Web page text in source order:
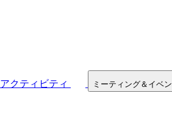
アクティビティ ミーティング＆イベン